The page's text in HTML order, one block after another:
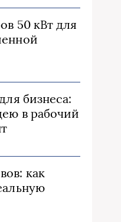
50 кВт для
бизнеса:
в рабочий
как